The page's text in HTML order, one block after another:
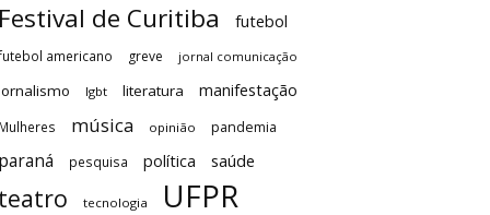
de Curitiba futebol
americano greve jornal comunicação
lgbt literatura manifestação
música opinião pandemia
pesquisa política saúde
tecnologia UFPR